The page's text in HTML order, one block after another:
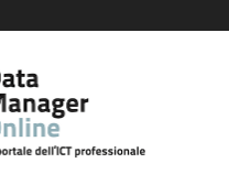
Data
Manager
Online